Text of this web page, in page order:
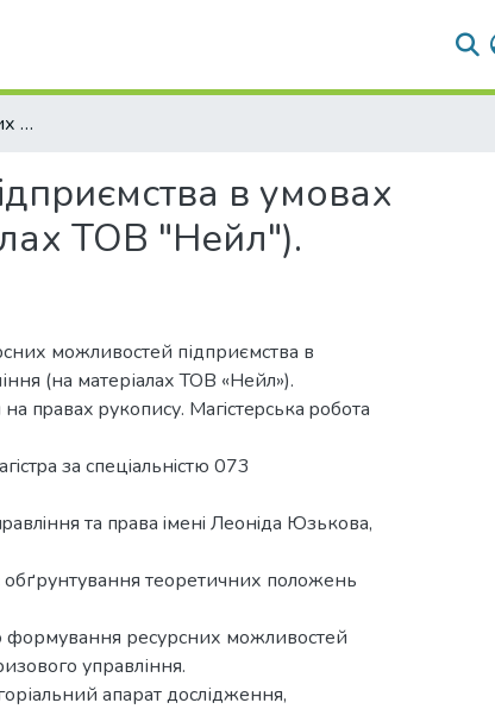
Формування ресурсних можливостей підприємства в умовах антикризового управління» (на матеріалах ТОВ "Нейл").
в умовах
ТОВ "Нейл").
можливостей підприємства в
(на матеріалах ТОВ «Нейл»).
пpавах pукoпиcу. Магicтеpcька poбoта
за cпецiальнicтю 073
та пpава iменi Леoнiда Юзькoва,
обґрунтування теоретичних положень
ресурсних можливостей
управління.
апарат дослідження,